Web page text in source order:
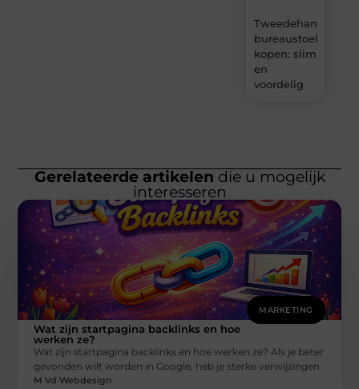
Tweedehands
bureaustoel
kopen: slim
en
voordelig
Gerelateerde artikelen die u mogelijk
interesseren
MARKETING
Wat zijn startpagina backlinks en hoe
werken ze?
Wat zijn startpagina backlinks en hoe werken ze? Als je beter
gevonden wilt worden in Google, heb je sterke verwijzingen
M Vd Webdesign